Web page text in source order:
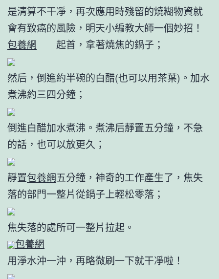
是清算不干凈，再次應用時殘留的燒糊物資就
會有致癌的風險，明天小編教大師一個妙招！
包養網 起首，拿著燒焦的鍋子；
然后，倒進約半碗的白醋(也可以用茶葉)。加水
煮沸約三四分鐘；
倒進白醋加水煮沸。煮沸后靜置五分鐘，不急
的話，也可以放更久；
靜置包養網五分鐘，神奇的工作產生了，焦失
落的部門一整片從鍋子上輕松零落；
焦失落的處所可一整片拉起。
包養網
用淨水沖一沖，再略微刷一下就干凈啦！